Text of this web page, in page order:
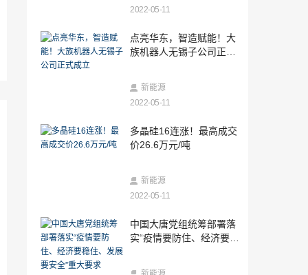
计数据出炉！（见数据表）
Zayo完成首次数据中心400G试验，将投
入25亿美元升级网络
2022-05-11
“电解”日系车：史上最大危机来袭，日系
三雄将在新时代面临什么样的新格局？
2022年中国光伏电池片市场供给现状与竞
争格局分析 行业集中度持续提升【组图】
全球单体容量最大！澳大利亚国家电力储
能公司引领电池技术革命！
2022年4月家电市场总结（线上篇）
2022-05-11
2022-05-11
点亮华东，智造赋能！大
族机器人无锡子公司正式
新能源
2022-05-11
多晶硅16连涨！最高成交
价26.6万元/吨
新能源
2022-05-11
中国大唐党组统筹部署落
实“疫情要防住、经济要稳